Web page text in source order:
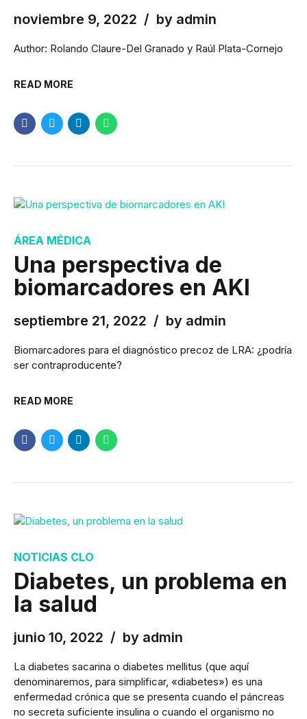
noviembre 9, 2022 by admin
Author: Rolando Claure-Del Granado y Raúl Plata-Cornejo
READ MORE
ÁREA MÉDICA
Una perspectiva de
biomarcadores en AKI
septiembre 21, 2022 by admin
Biomarcadores para el diagnóstico precoz de LRA: ¿podría
ser contraproducente?
READ MORE
NOTICIAS CLO
Diabetes, un problema en
la salud
junio 10, 2022 by admin
La diabetes sacarina o diabetes mellitus (que aquí
denominaremos, para simplificar, «diabetes») es una
enfermedad crónica que se presenta cuando el páncreas
no secreta suficiente insulina o cuando el organismo no